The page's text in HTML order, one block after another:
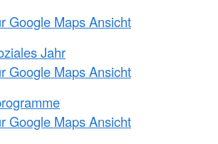
Google Maps Ansicht
Jahr
Google Maps Ansicht
Google Maps Ansicht